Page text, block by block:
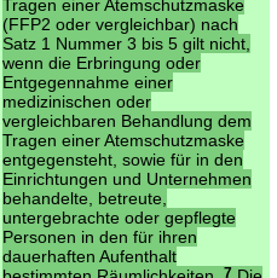
Tragen einer Atemschutzmaske
(FFP2 oder vergleichbar) nach
Satz 1 Nummer 3 bis 5 gilt nicht,
wenn die Erbringung oder
Entgegennahme einer
medizinischen oder
vergleichbaren Behandlung dem
Tragen einer Atemschutzmaske
entgegensteht, sowie für in den
Einrichtungen und Unternehmen
behandelte, betreute,
untergebrachte oder gepflegte
Personen in den für ihren
dauerhaften Aufenthalt
7